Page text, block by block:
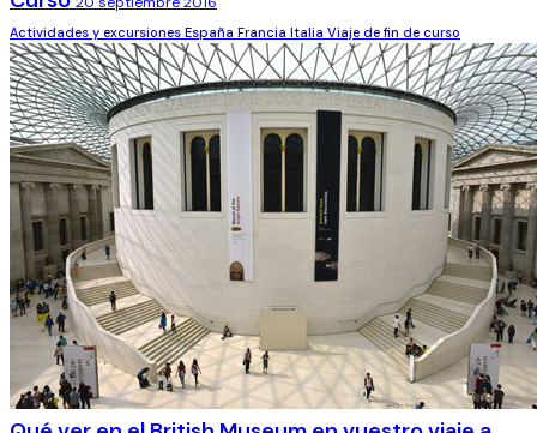
Actividades y excursiones España Francia Italia Viaje de fin de curso